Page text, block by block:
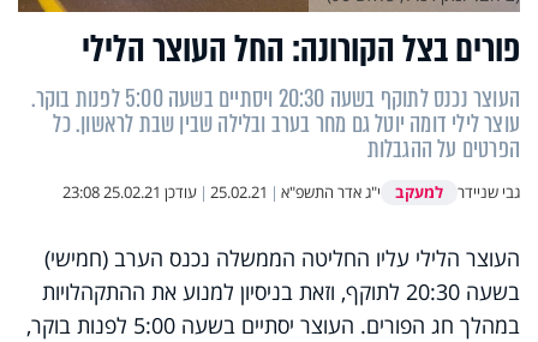
פורים בצל הקורונה: החל העוצר הלילי
העוצר נכנס לתוקף בשעה 20:30 ויסתיים בשעה 5:00 לפנות בוקר.
עוצר לילי דומה יוטל גם מחר בערב ובלילה שבין שבת לראשון. כל
הפרטים על ההגבלות
גבי שניידר למעקב י"ג אדר התשפ"א |
25.02.21
| עודכן 25.02.21 23:08
העוצר הלילי עליו החליטה הממשלה נכנס הערב (חמישי)
בשעה 20:30 לתוקף, וזאת בניסיון למנוע את ההתקהלויות
במהלך חג הפורים. העוצר יסתיים בשעה 5:00 לפנות בוקר,